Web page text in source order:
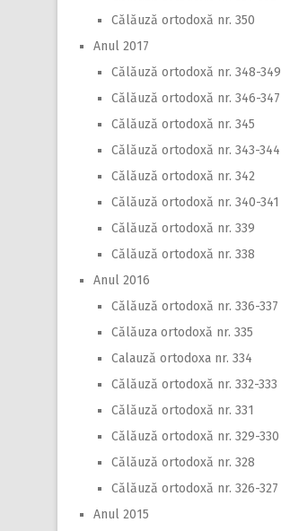
Călăuză ortodoxă nr. 350
Anul 2017
Călăuză ortodoxă nr. 348-349
Călăuză ortodoxă nr. 346-347
Călăuză ortodoxă nr. 345
Călăuză ortodoxă nr. 343-344
Călăuză ortodoxă nr. 342
Călăuză ortodoxă nr. 340-341
Călăuză ortodoxă nr. 339
Călăuză ortodoxă nr. 338
Anul 2016
Călăuză ortodoxă nr. 336-337
Călăuza ortodoxă nr. 335
Calauză ortodoxa nr. 334
Călăuză ortodoxă nr. 332-333
Călăuză ortodoxă nr. 331
Călăuză ortodoxă nr. 329-330
Călăuză ortodoxă nr. 328
Călăuză ortodoxă nr. 326-327
Anul 2015